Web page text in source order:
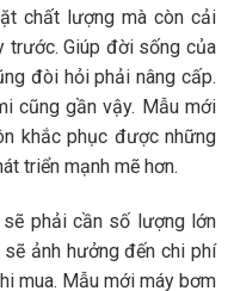
chất lượng mà còn cải
trước. Giúp đời sống của
đòi hỏi phải nâng cấp.
cũng gần vậy. Mẫu mới
khắc phục được những
triển mạnh mẽ hơn.
phải cần số lượng lớn
ảnh hưởng đến chi phí
mua. Mẫu mới máy bơm